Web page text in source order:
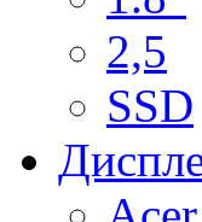
2,5
SSD